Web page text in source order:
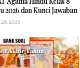
2026 dan Kunci Jawaban
2026